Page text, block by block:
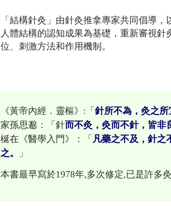
「結構針灸」由針灸推拿專家共同倡導，
人體結構的認知成果為基礎，重新審視針
位、刺激方法和作用機制。
《黃帝內經．靈樞》:「針所不為，灸之所
家孫思邈：「針而不灸，灸而不針，皆非
梴在《醫學入門》：「 凡藥之不及，針之
之。
」
本書最早寫於1978年,多次修定,已是許多